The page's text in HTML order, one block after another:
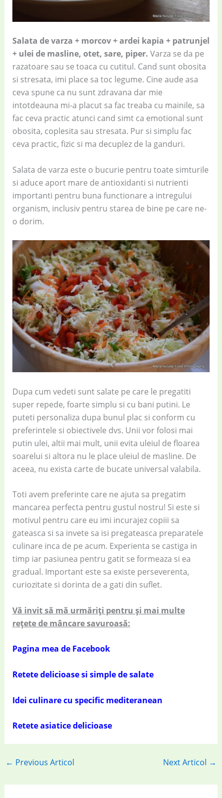
Salata de varza + morcov + ardei kapia + patrunjel
+ ulei de masline, otet, sare, piper. Varza se da pe
razatoare sau se toaca cu cutitul. Cand sunt obosita
si stresata, imi place sa toc legume. Cine aude asa
ceva spune ca nu sunt zdravana dar mie
intotdeauna mi-a placut sa fac treaba cu mainile, sa
fac ceva practic atunci cand simt ca emotional sunt
obosita, coplesita sau stresata. Pur si simplu fac
ceva practic, fizic si ma decuplez de la ganduri.
Salata de varza este o bucurie pentru toate simturile
si aduce aport mare de antioxidanti si nutrienti
importanti pentru buna functionare a intregului
organism, inclusiv pentru starea de bine pe care ne-
o dorim.
Dupa cum vedeti sunt salate pe care le pregatiti
super repede, foarte simplu si cu bani putini. Le
puteti personaliza dupa bunul plac si conform cu
preferintele si obiectivele dvs. Unii vor folosi mai
putin ulei, altii mai mult, unii evita uleiul de floarea
soarelui si altora nu le place uleiul de masline. De
aceea, nu exista carte de bucate universal valabila.
Toti avem preferinte care ne ajuta sa pregatim
mancarea perfecta pentru gustul nostru! Si este si
motivul pentru care eu imi incurajez copiii sa
gateasca si sa invete sa isi pregateasca preparatele
culinare inca de pe acum. Experienta se castiga in
timp iar pasiunea pentru gatit se formeaza si ea
gradual. Important este sa existe perseverenta,
curiozitate si dorinta de a gati din suflet.
Vă invit să mă urmăriți pentru și mai multe
rețete de mâncare savuroasă:
Pagina mea de Facebook
Retete delicioase si simple de salate
Idei culinare cu specific mediteranean
Retete asiatice delicioase
← Previous Articol Next Articol →